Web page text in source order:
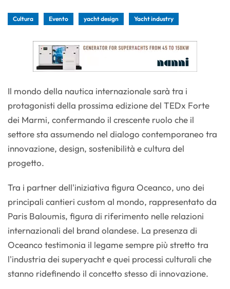
Cultura Evento yacht design Yacht industry
Il mondo della nautica internazionale sarà tra i
protagonisti della prossima edizione del TEDx Forte
dei Marmi, confermando il crescente ruolo che il
settore sta assumendo nel dialogo contemporaneo tra
innovazione, design, sostenibilità e cultura del
progetto.
Tra i partner dell'iniziativa figura Oceanco, uno dei
principali cantieri custom al mondo, rappresentato da
Paris Baloumis, figura di riferimento nelle relazioni
internazionali del brand olandese. La presenza di
Oceanco testimonia il legame sempre più stretto tra
l'industria dei superyacht e quei processi culturali che
stanno ridefinendo il concetto stesso di innovazione.